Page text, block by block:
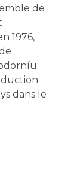
de
1976,
dans le